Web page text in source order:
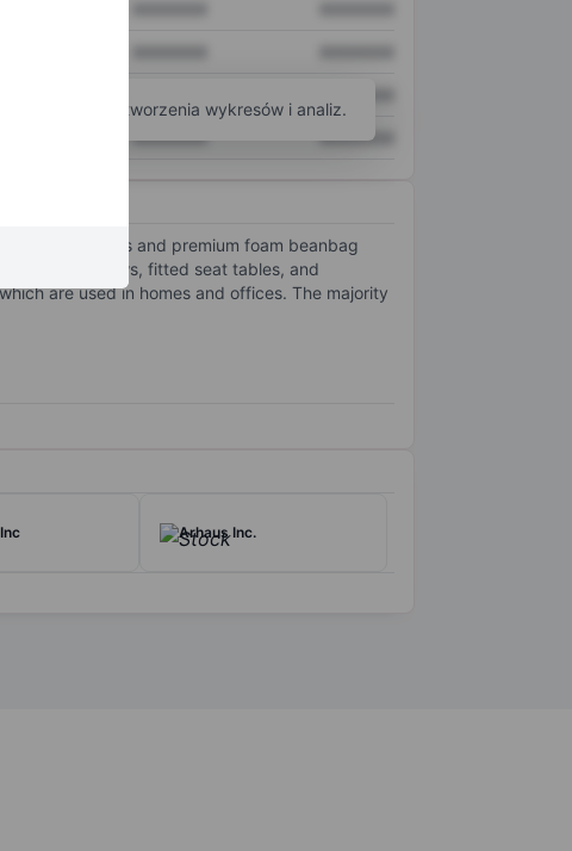
XXXXXXX XXXXXXX
narzędzi do tworzenia wykresów i analiz.
sactionals and premium foam beanbag
pillows, fitted seat tables, and
are used in homes and offices. The majority
Arhaus Inc.